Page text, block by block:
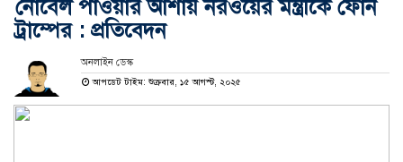
নোবেল পাওয়ার আশায় নরওয়ের মন্ত্রীকে ফোন
ট্রাম্পের : প্রতিবেদন
অনলাইন ডেস্ক
আপডেট টাইম: শুক্রবার, ১৫ আগস্ট, ২০২৫